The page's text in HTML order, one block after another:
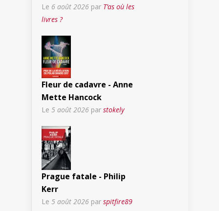
Le 6 août 2026 par T’as où les
livres ?
Fleur de cadavre - Anne
Mette Hancock
Le 5 août 2026 par stokely
Prague fatale - Philip
Kerr
Le 5 août 2026 par spitfire89